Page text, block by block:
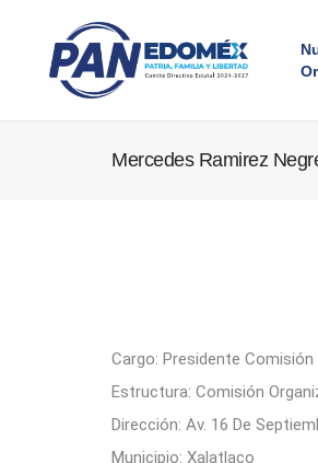
Mercedes Ramirez
Cargo: Presidente Comisión
Estructura: Comisión
Dirección: Av. 16 De
Municipio: Xalatlaco